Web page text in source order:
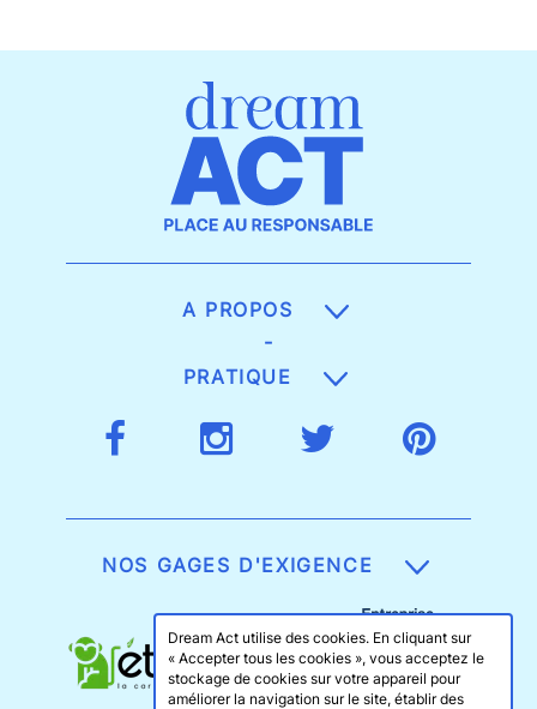
A PROPOS
-
PRATIQUE
NOS GAGES D'EXIGENCE
Dream Act utilise des cookies. En cliquant sur
« Accepter tous les cookies », vous acceptez le
stockage de cookies sur votre appareil pour
améliorer la navigation sur le site, établir des